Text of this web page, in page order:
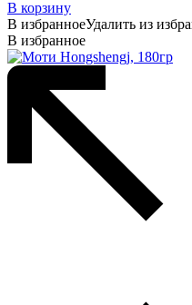
В корзину
В избранноеУдалить из
В избранное